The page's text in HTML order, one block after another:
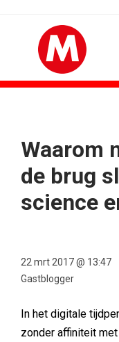
Waarom
de brug
science
22 mrt 2017 @ 13:47
Gastblogger
In het digitale
zonder affiniteit